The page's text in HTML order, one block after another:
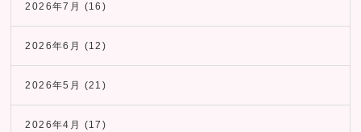
2026年7月 (16)
2026年6月 (12)
2026年5月 (21)
2026年4月 (17)